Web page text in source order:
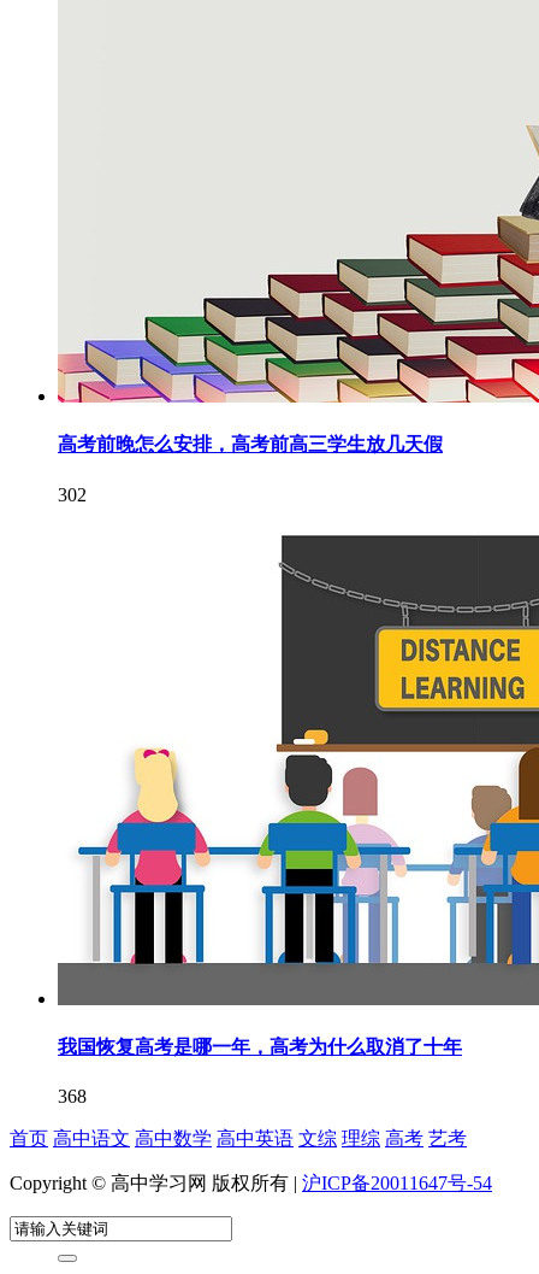
高考前晚怎么安排，高考前高三学生放几天假
302
我国恢复高考是哪一年，高考为什么取消了十年
368
首页 高中语文 高中数学 高中英语 文综 理综 高考 艺考
Copyright © 高中学习网 版权所有 | 沪ICP备20011647号-54